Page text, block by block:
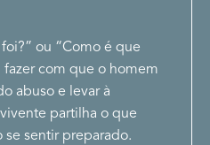
ou “Como é que
com que o homem
abuso e levar à
partilha o que
se sentir preparado.